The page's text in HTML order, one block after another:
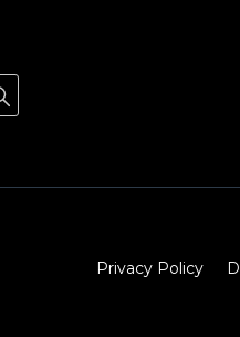
Privacy Policy